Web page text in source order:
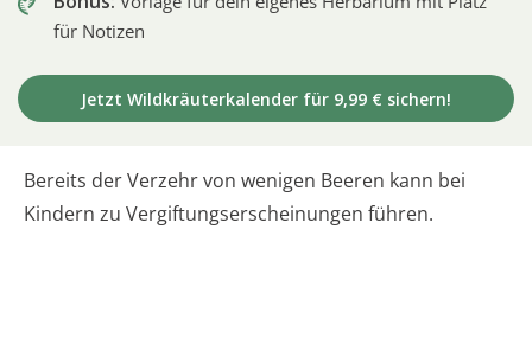
für Notizen
Jetzt Wildkräuterkalender für 9,99 € sichern!
Bereits der Verzehr von wenigen Beeren kann bei
Kindern zu Vergiftungserscheinungen führen.